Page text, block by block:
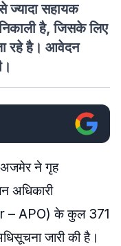
सहायक
है, जिसके लिए
रहे है। आवेदन
ने गृह
अधिकारी
– APO) के कुल 371
जारी की है।